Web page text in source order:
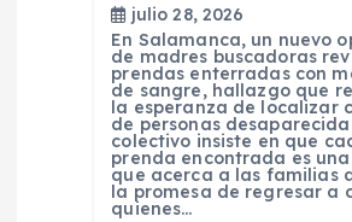
julio 28, 2026
En Salamanca, un nuevo
de madres buscadoras
prendas enterradas con
de sangre, hallazgo que
la esperanza de localizar
de personas
colectivo insiste en que
prenda encontrada es
que acerca a las familias
la promesa de regresar a
quienes…